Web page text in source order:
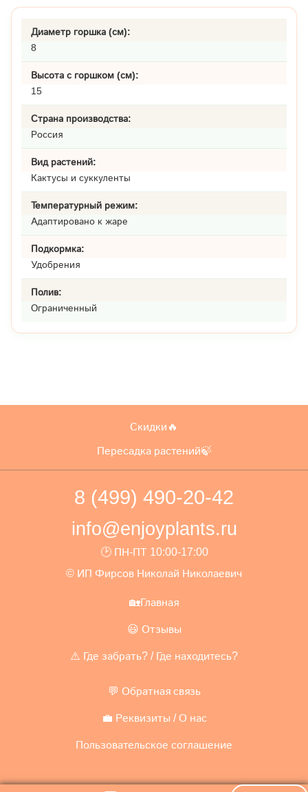
Диаметр горшка (см):
8
Высота с горшком (см):
15
Страна производства:
Россия
Вид растений:
Кактусы и суккуленты
Температурный режим:
Адаптировано к жаре
Подкормка:
Удобрения
Полив:
Ограниченный
Скидки🔥
Пересадка растений🍃
8 (499) 490-20-42
info@enjoyplants.ru
🕑 ПН-ПТ 10:00-17:00
© ИП Фирсов Николай Николаевич
🏡Главная
😃 Отзывы
⚠️ Где забрать? / Где находитесь?
💬 Обратная связь
💼 Реквизиты / О нас
Пользовательское соглашение